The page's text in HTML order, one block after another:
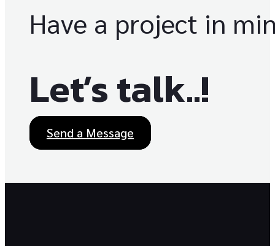
Have a project in
Let’s talk..!
Send a Message